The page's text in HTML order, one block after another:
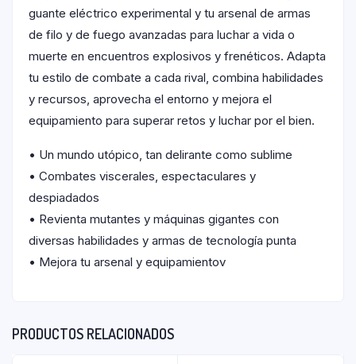
guante eléctrico experimental y tu arsenal de armas
de filo y de fuego avanzadas para luchar a vida o
muerte en encuentros explosivos y frenéticos. Adapta
tu estilo de combate a cada rival, combina habilidades
y recursos, aprovecha el entorno y mejora el
equipamiento para superar retos y luchar por el bien.
• Un mundo utópico, tan delirante como sublime
• Combates viscerales, espectaculares y
despiadados
• Revienta mutantes y máquinas gigantes con
diversas habilidades y armas de tecnología punta
• Mejora tu arsenal y equipamientov
PRODUCTOS RELACIONADOS